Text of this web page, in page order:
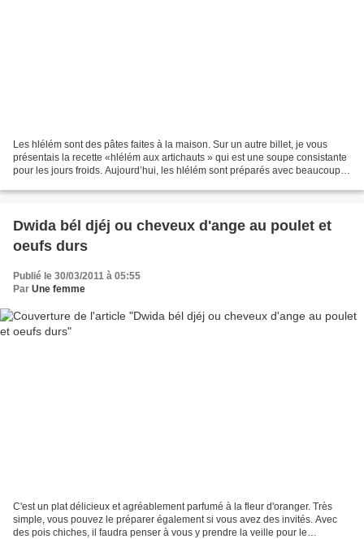
Les hlélém sont des pâtes faites à la maison. Sur un autre billet, je vous
présentais la recette «hlélém aux artichauts » qui est une soupe consistante
pour les jours froids. Aujourd’hui, les hlélém sont préparés avec beaucoup
Dwida bél djéj ou cheveux d'ange au poulet et
oeufs durs
Publié le 30/03/2011 à 05:55
Par Une femme
C'est un plat délicieux et agréablement parfumé à la fleur d'oranger. Très
simple, vous pouvez le préparer également si vous avez des invités. Avec
des pois chiches, il faudra penser à vous y prendre la veille pour le